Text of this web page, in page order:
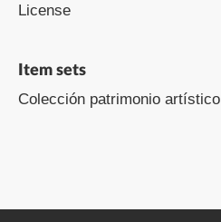
License
Item sets
Colección patrimonio artístico